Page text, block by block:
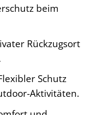
beim
Rückzugsort
Schutz
Aktivitäten.